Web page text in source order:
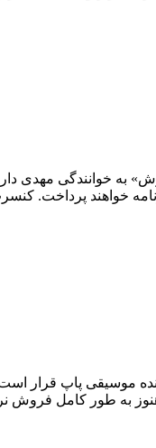
راس ساعت ۲۱:۰۰ در تالار «کسری» برگزار
به طور کامل فروش